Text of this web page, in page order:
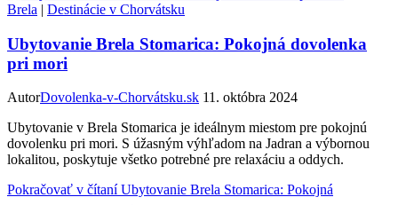
Brela | Destinácie v Chorvátsku
Ubytovanie Brela Stomarica: Pokojná dovolenka
pri mori
AutorDovolenka-v-Chorvátsku.sk 11. októbra 2024
Ubytovanie v Brela Stomarica je ideálnym miestom pre pokojnú
dovolenku pri mori. S úžasným výhľadom na Jadran a výbornou
lokalitou, poskytuje všetko potrebné pre relaxáciu a oddych.
Pokračovať v čítaníUbytovanie Brela Stomarica: Pokojná